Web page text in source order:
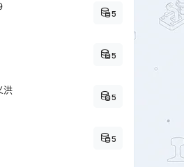
5
5
洪
5
5